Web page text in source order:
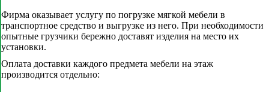
Фирма оказывает услугу по погрузке мягкой мебели в
транспортное средство и выгрузке из него. При необходимости
опытные грузчики бережно доставят изделия на место их
установки.
Оплата доставки каждого предмета мебели на этаж
производится отдельно: